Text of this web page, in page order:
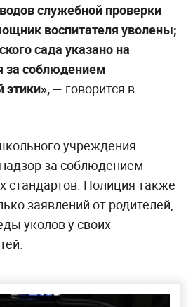
служебной проверки
воспитателя уволены;
сада указано на
за соблюдением
этики», — говорится в
учреждения
за соблюдением
стандартов. Полиция также
заявлений от родителей,
уколов у своих